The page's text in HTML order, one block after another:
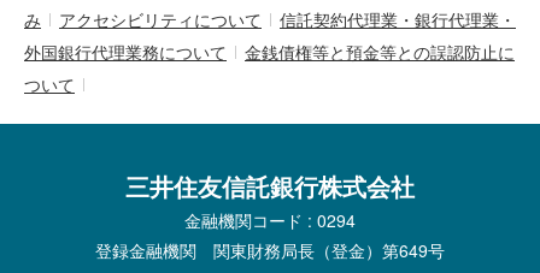
み
アクセシビリティについて
信託契約代理業・銀行代理業・
外国銀行代理業務について
金銭債権等と預金等との誤認防止に
ついて
三井住友信託銀行株式会社
金融機関コード : 0294
登録金融機関 関東財務局長（登金）第649号